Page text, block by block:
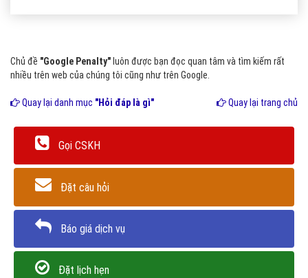
Chủ đề "Google Penalty" luôn được bạn đọc quan tâm và tìm kiếm rất
nhiều trên web của chúng tôi cũng như trên Google.
Quay lại danh mục "Hỏi đáp là gì" Quay lại trang chủ
Gọi CSKH
Đặt câu hỏi
Báo giá dịch vụ
Đặt lịch hẹn